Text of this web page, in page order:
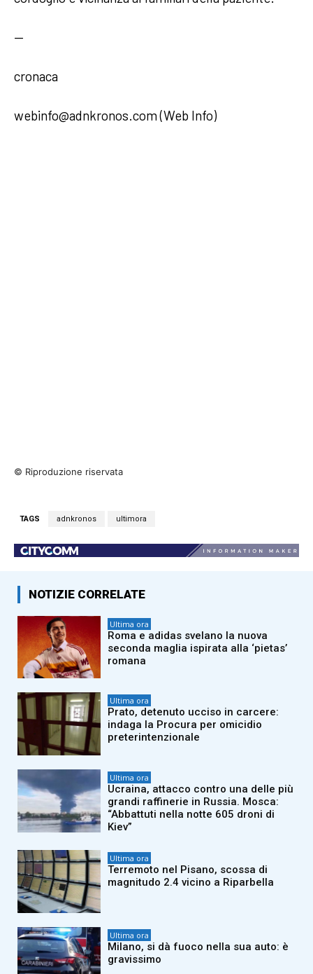
—
cronaca
webinfo@adnkronos.com (Web Info)
© Riproduzione riservata
TAGS adnkronos ultimora
NOTIZIE CORRELATE
Ultima ora
Roma e adidas svelano la nuova
seconda maglia ispirata alla ‘pietas’
romana
Ultima ora
Prato, detenuto ucciso in carcere:
indaga la Procura per omicidio
preterintenzionale
Ultima ora
Ucraina, attacco contro una delle più
grandi raffinerie in Russia. Mosca:
“Abbattuti nella notte 605 droni di
Kiev”
Ultima ora
Terremoto nel Pisano, scossa di
magnitudo 2.4 vicino a Riparbella
Ultima ora
Milano, si dà fuoco nella sua auto: è
gravissimo